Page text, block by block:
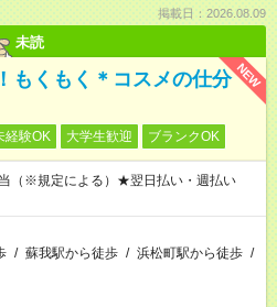
掲載日：2026.08.09
未読
NEW
もくもく＊コスメの仕分
経験OK 大学生歓迎 ブランクOK
（※規定による）★翌日払い・週払い
/ 蘇我駅から徒歩 / 浜松町駅から徒歩 /